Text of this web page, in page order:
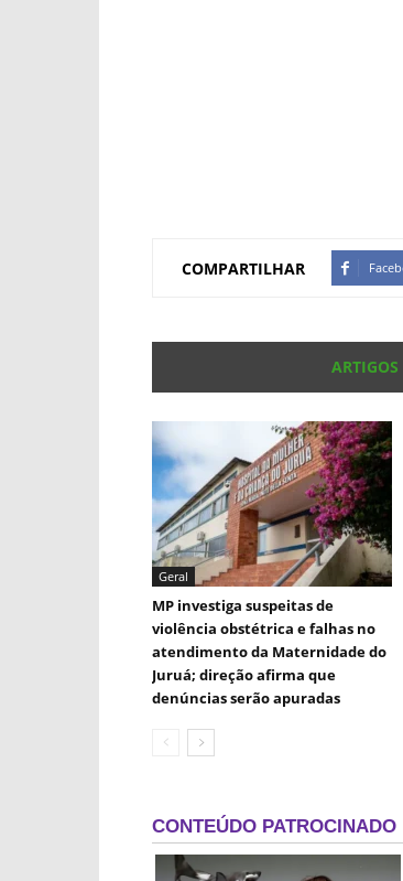
COMPARTILHAR
Geral
MP investiga suspeitas de
violência obstétrica e falhas no
atendimento da Maternidade do
Juruá; direção afirma que
denúncias serão apuradas